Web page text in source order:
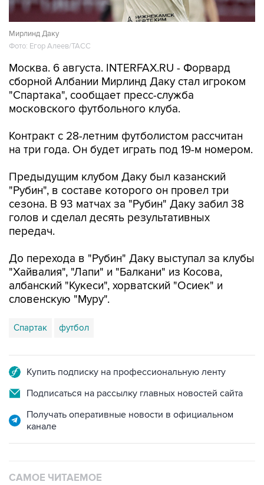
Мирлинд Даку
Фото: Егор Алеев/ТАСС
Москва. 6 августа. INTERFAX.RU - Форвард
сборной Албании Мирлинд Даку стал игроком
"Спартака", сообщает пресс-служба
московского футбольного клуба.
Контракт с 28-летним футболистом рассчитан
на три года. Он будет играть под 19-м номером.
Предыдущим клубом Даку был казанский
"Рубин", в составе которого он провел три
сезона. В 93 матчах за "Рубин" Даку забил 38
голов и сделал десять результативных
передач.
До перехода в "Рубин" Даку выступал за клубы
"Хайвалия", "Лапи" и "Балкани" из Косова,
албанский "Кукеси", хорватский "Осиек" и
словенскую "Муру".
Спартак футбол
Купить подписку на профессиональную ленту
Подписаться на рассылку главных новостей сайта
Получать оперативные новости в официальном
канале
САМОЕ ЧИТАЕМОЕ